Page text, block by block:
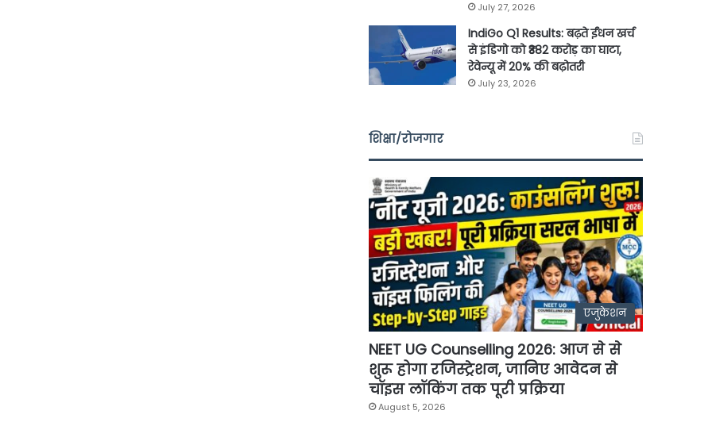
July 27, 2026
IndiGo Q1 Results: बढ़ते ईंधन खर्च
से इंडिगो को ₹382 करोड़ का घाटा,
रेवेन्यू में 20% की बढ़ोतरी
July 23, 2026
शिक्षा/रोजगार
एजुकेशन
NEET UG Counselling 2026: आज से से
शुरू होगा रजिस्ट्रेशन, जानिए आवेदन से
चॉइस लॉकिंग तक पूरी प्रक्रिया
August 5, 2026